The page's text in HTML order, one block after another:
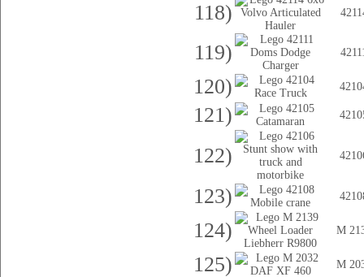
118)
119)
120)
121)
122)
123)
124) M
125) M